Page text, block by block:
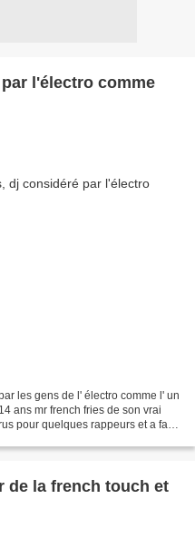
l'électro comme
les gens de l' électro comme l' un
ans mr french fries de son vrai
pour quelques rappeurs et a fait
de la french touch et